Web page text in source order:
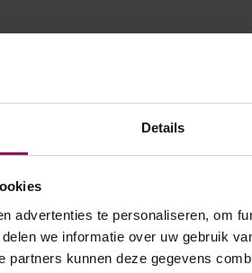
Details
advertenties te personaliseren, om
we informatie over uw gebruik
partners kunnen deze gegevens